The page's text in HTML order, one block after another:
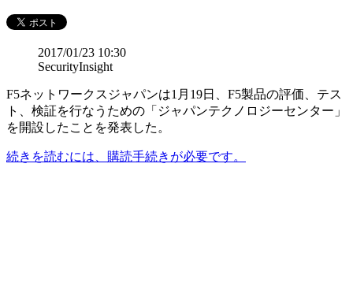
2017/01/23 10:30
SecurityInsight
F5ネットワークスジャパンは1月19日、F5製品の評価、テス
ト、検証を行なうための「ジャパンテクノロジーセンター」
を開設したことを発表した。
続きを読むには、購読手続きが必要です。